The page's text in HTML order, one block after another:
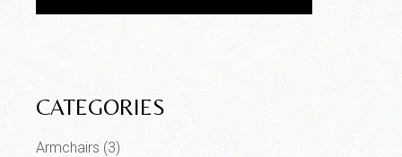
CATEGORIES
Armchairs (3)